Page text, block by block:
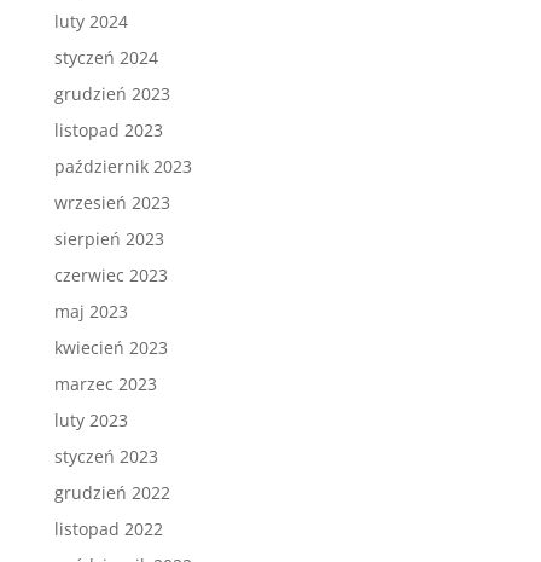
luty 2024
styczeń 2024
grudzień 2023
listopad 2023
październik 2023
wrzesień 2023
sierpień 2023
czerwiec 2023
maj 2023
kwiecień 2023
marzec 2023
luty 2023
styczeń 2023
grudzień 2022
listopad 2022